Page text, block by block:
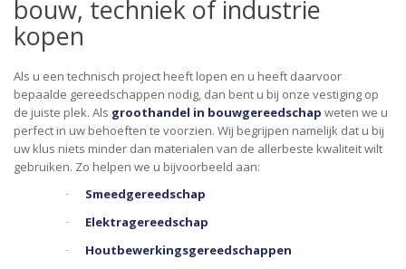
bouw, techniek of industrie
kopen
Als u een technisch project heeft lopen en u heeft daarvoor
bepaalde gereedschappen nodig, dan bent u bij onze vestiging op
de juiste plek. Als groothandel in bouwgereedschap weten we u
perfect in uw behoeften te voorzien. Wij begrijpen namelijk dat u bij
uw klus niets minder dan materialen van de allerbeste kwaliteit wilt
gebruiken. Zo helpen we u bijvoorbeeld aan:
· Smeedgereedschap
· Elektragereedschap
· Houtbewerkingsgereedschappen